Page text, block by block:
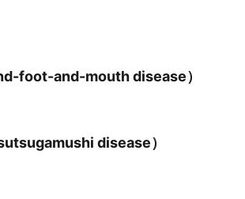
foot-and-mouth disease）
disease）